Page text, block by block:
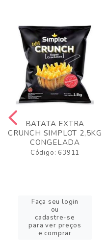
BATATA EXTRA
CRUNCH SIMPLOT 2,5KG
CONGELADA
Código: 63911
Faça seu login
ou
cadastre-se
para ver preços
e comprar